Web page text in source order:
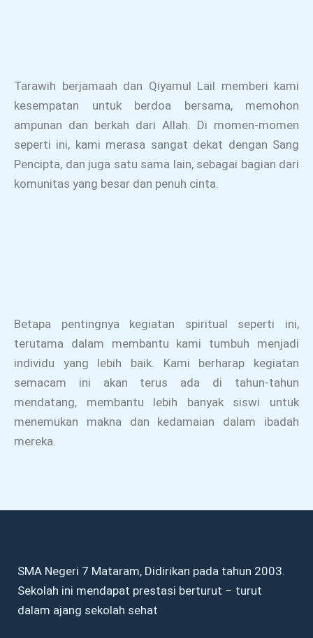
Tarawih berjamaah dan Qiyamul Lail memberi kami
kesempatan untuk berdoa bersama, memohon
ampunan dan berkah dari Allah. Di momen-momen
seperti ini, kami merasa sangat dekat dengan Sang
Pencipta, dan juga satu sama lain, sebagai bagian dari
komunitas yang besar dan penuh cinta.
Betapa pentingnya kegiatan spiritual seperti ini,
terutama dalam membantu kami tumbuh menjadi
individu yang lebih baik. Kami berharap kegiatan
semacam ini akan terus ada di tahun-tahun
mendatang, membantu lebih banyak siswi untuk
menemukan makna dan kedamaian dalam ibadah
mereka.
SMA Negeri 7 Mataram, Didirikan pada tahun 2003.
Sekolah ini mendapat prestasi berturut – turut
dalam ajang sekolah sehat